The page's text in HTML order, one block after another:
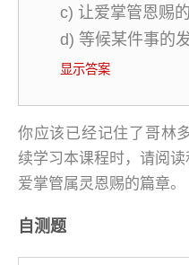
c) 让爱掌管恩赐的
d) 等候某件事的发
显示答案
你应该已经记住了哥林
续学习本课程时，请阅
爱掌管属灵恩赐的篇章。
自测题